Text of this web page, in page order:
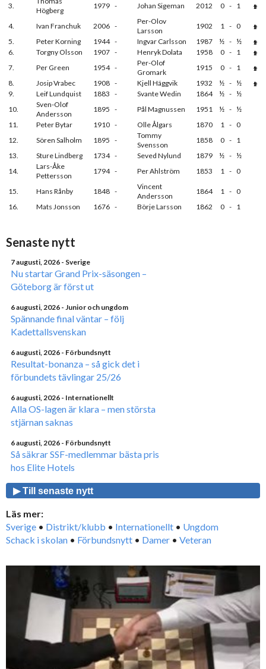
3.
Högberg
1979 - Johan Sigeman 2012 0 - 1
4. Ivan Franchuk 2006 -
Per-Olov
Larsson
1902 1 - 0
5.
Peter Korning 1944 - Ingvar Carlsson 1987 ½ - ½
6.
Torgny Olsson 1907 - Henryk Dolata 1958 0 - 1
7.
Per Green 1954 -
Per-Olof
Gromark
1915 0 - 1
8.
Josip Vrabec 1908 - Kjell Häggvik 1932 ½ - ½
9.
Leif Lundquist 1883 - Svante Wedin 1864 ½ - ½
10.
Sven-Olof
Andersson
1895 - Pål Magnussen 1951 ½ - ½
11.
Peter Bytar 1910 - Olle Ålgars 1870 1 - 0
12.
Sören Salholm 1895 -
Tommy
Svensson
1858 0 - 1
13.
Sture Lindberg 1734 - Seved Nylund 1879 ½ - ½
14.
Lars-Åke
Pettersson
1794 - Per Ahlström 1853 1 - 0
15. Hans Rånby 1848 -
Vincent
Andersson
1864 1 - 0
16.
Mats Jonsson 1676 - Börje Larsson 1862 0 - 1
Senaste nytt
7 augusti, 2026 - Sverige
Nu startar Grand Prix-säsongen –
Göteborg är först ut
6 augusti, 2026 - Junior och ungdom
Spännande final väntar – följ
Kadettallsvenskan
6 augusti, 2026 - Förbundsnytt
Resultat-bonanza – så gick det i
förbundets tävlingar 25/26
6 augusti, 2026 - Internationellt
Alla OS-lagen är klara – men största
stjärnan saknas
6 augusti, 2026 - Förbundsnytt
Så säkrar SSF-medlemmar bästa pris
hos Elite Hotels
▶ Till senaste nytt
Läs mer:
Sverige • Distrikt/klubb • Internationellt • Ungdom
Schack i skolan • Förbundsnytt • Damer • Veteran